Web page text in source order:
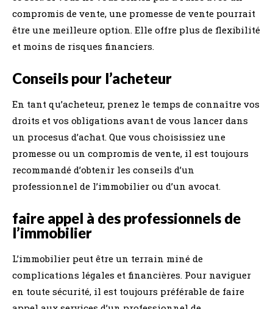
compromis de vente, une promesse de vente pourrait
être une meilleure option. Elle offre plus de flexibilité
et moins de risques financiers.
Conseils pour l’acheteur
En tant qu’acheteur, prenez le temps de connaître vos
droits et vos obligations avant de vous lancer dans
un procesus d’achat. Que vous choisissiez une
promesse ou un compromis de vente, il est toujours
recommandé d’obtenir les conseils d’un
professionnel de l’immobilier ou d’un avocat.
faire appel à des professionnels de
l’immobilier
L’immobilier peut être un terrain miné de
complications légales et financières. Pour naviguer
en toute sécurité, il est toujours préférable de faire